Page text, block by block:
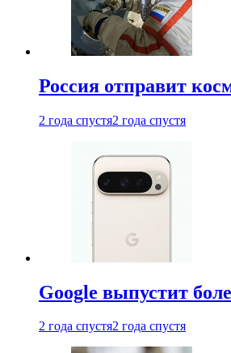
Россия отправит
2 года спустя2 года спустя
Google выпустит
2 года спустя2 года спустя